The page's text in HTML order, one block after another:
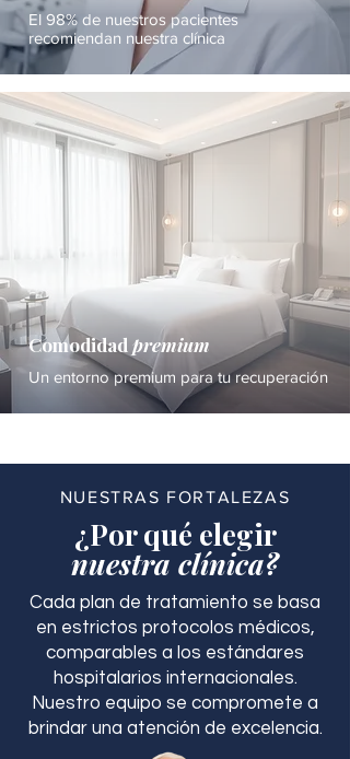
El 98% de nuestros pacientes
recomiendan nuestra clínica
Comodidad premium
Un entorno premium para tu recuperación
NUESTRAS FORTALEZAS
¿Por qué elegir
nuestra clínica?
Cada plan de tratamiento se basa
en estrictos protocolos médicos,
comparables a los estándares
hospitalarios internacionales.
Nuestro equipo se compromete a
brindar una atención de excelencia.